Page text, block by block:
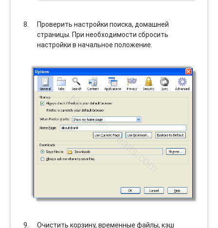
Проверить настройки поиска, домашней
страницы. При необходимости сбросить
настройки в начальное положение.
Очистить корзину, временные файлы, кэш